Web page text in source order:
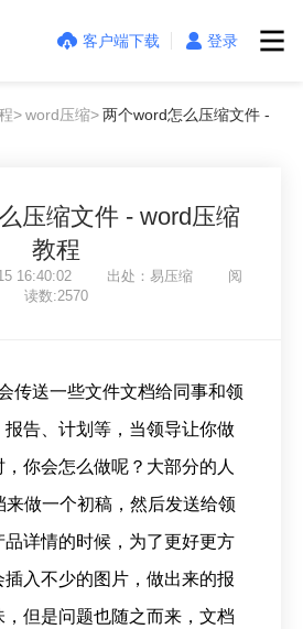
客户端下载 登录
>word压缩>两个word怎么压缩文件 -
压缩文件 - word压缩
教程
15 16:40:02 出处：易压缩 阅
读数:2570
传送一些文件文档给同事和领
告、计划等，当领导让你做
你会怎么做呢？大部分的人
来做一个初稿，然后发送给领
详情的时候，为了更好更方
入不少的图片，做出来的报
但是问题也随之而来，文档